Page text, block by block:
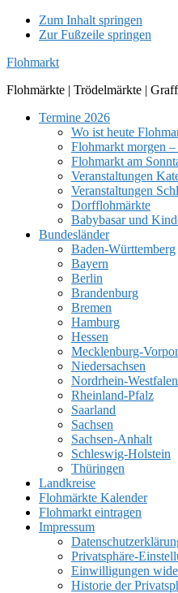
Zum Inhalt springen
Zur Fußzeile springen
Flohmarkt
Flohmärkte | Trödelmärkte |
Termine 2026
Wo ist heute
Flohmarkt morgen
Flohmarkt am
Veranstaltungen
Veranstaltungen
Dorfflohmärkte
Babybasar und
Bundesländer
Baden-Württemberg
Bayern
Berlin
Brandenburg
Bremen
Hamburg
Hessen
Mecklenburg-
Niedersachsen
Nordrhein-Westfalen
Rheinland-Pfalz
Saarland
Sachsen
Sachsen-Anhalt
Schleswig-Holstein
Thüringen
Landkreise
Flohmärkte Kalender
Flohmarkt eintragen
Impressum
Privatsphäre-
Einwilligungen
Historie der